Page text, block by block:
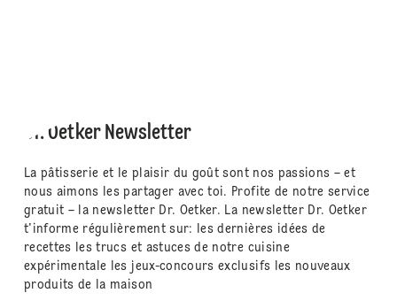
Dr. Oetker Newsletter
La pâtisserie et le plaisir du goût sont nos passions – et
nous aimons les partager avec toi. Profite de notre service
gratuit – la newsletter Dr. Oetker. La newsletter Dr. Oetker
t'informe régulièrement sur: les dernières idées de
recettes les trucs et astuces de notre cuisine
expérimentale les jeux-concours exclusifs les nouveaux
produits de la maison